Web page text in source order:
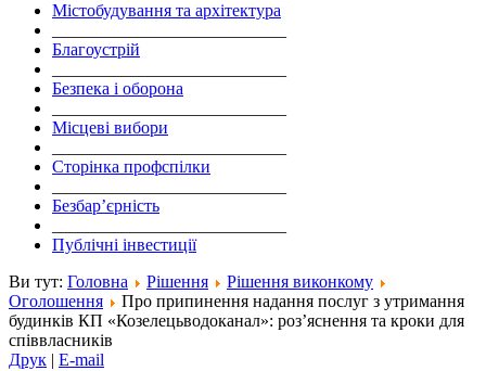
Містобудування та архітектура
Благоустрій
Безпека і оборона
Місцеві вибори
Сторінка профспілки
Безбар’єрність
Публічні інвестиції
Ви тут: Головна Рішення
Рішення виконкому
Оголошення
Про припинення надання послуг з утримання
будинків КП «Козелецьводоканал»: роз’яснення та кроки для
співвласників
Друк | E-mail